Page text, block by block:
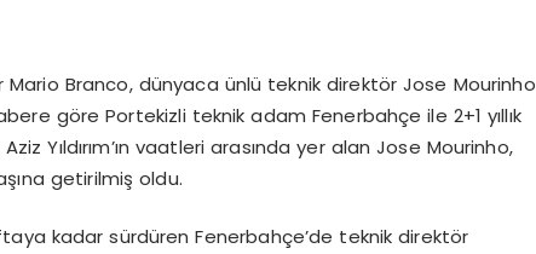
Branco, dünyaca ünlü teknik direktör Jose Mourinho
göre Portekizli teknik adam Fenerbahçe ile 2+1 yıllık
Yıldırım’ın vaatleri arasında yer alan Jose Mourinho,
getirilmiş oldu.
kadar sürdüren Fenerbahçe’de teknik direktör